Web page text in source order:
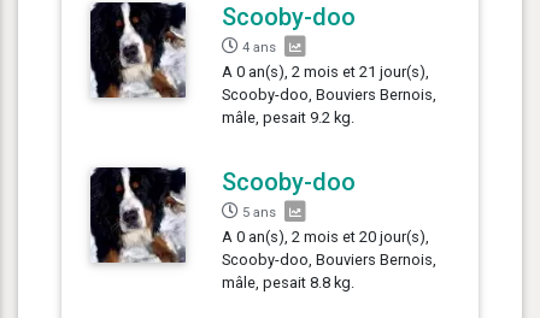
Scooby-doo
4 ans
A 0 an(s), 2 mois et 21 jour(s),
Scooby-doo, Bouviers Bernois,
mâle, pesait 9.2 kg.
Scooby-doo
5 ans
A 0 an(s), 2 mois et 20 jour(s),
Scooby-doo, Bouviers Bernois,
mâle, pesait 8.8 kg.